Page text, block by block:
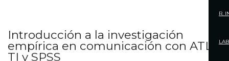
Introducción a la investigación
empírica en comunicación con ATLAS
TI y SPSS
h
o
R.